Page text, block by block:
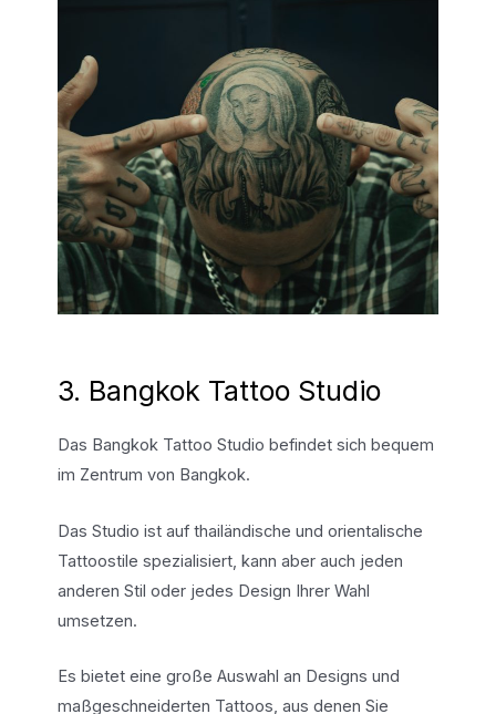
3. Bangkok Tattoo Studio
Das Bangkok Tattoo Studio befindet sich bequem
im Zentrum von Bangkok.
Das Studio ist auf thailändische und orientalische
Tattoostile spezialisiert, kann aber auch jeden
anderen Stil oder jedes Design Ihrer Wahl
umsetzen.
Es bietet eine große Auswahl an Designs und
maßgeschneiderten Tattoos, aus denen Sie